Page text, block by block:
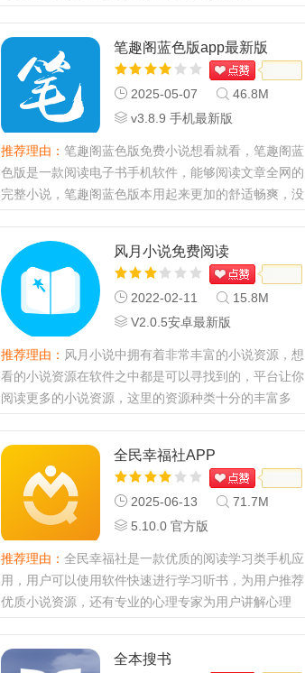
笔趣阁蓝色版app最新版
2025-05-07
46.8M
v3.8.9 手机最新版
推荐理由： 笔趣阁蓝色版免费小说想看就看，笔趣阁蓝
色版是一款阅读电子书手机软件，能够阅读文章全网的
完整小说，笔趣阁蓝色版本用起来更加的舒适畅爽，没
家更多掌上追书阅...
风月小说免费阅读
2022-02-11
15.8M
V2.0.5安卓最新版
推荐理由： 风月小说中拥有着非常丰富的小说资源，想
看的小说资源在软件之中都是可以寻找到的，平台让你
阅读更多的小说资源，这里的资源种类十分的丰富多
全民幸福社APP
2025-06-13
71.7M
5.10.0 官方版
推荐理由： 全民幸福社是一款优质的阅读学习类手机应
用，用户可以使用软件快速进行学习听书，为用户推荐
优质小说资源，还有专业的心理专家为用户讲解心理
全本搜书